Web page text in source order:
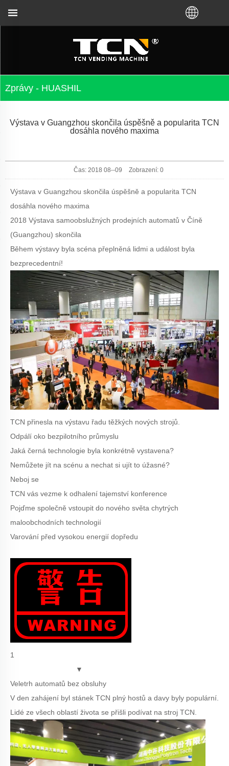
Zprávy - HUASHIL
Výstava v Guangzhou skončila úspěšně a popularita TCN
dosáhla nového maxima
Čas: 2018 08--09 Zobrazení: 0
Výstava v Guangzhou skončila úspěšně a popularita TCN
dosáhla nového maxima
2018 Výstava samoobslužných prodejních automatů v Číně
(Guangzhou) skončila
Během výstavy byla scéna přeplněná lidmi a událost byla
bezprecedentní!
TCN přinesla na výstavu řadu těžkých nových strojů.
Odpálí oko bezpilotního průmyslu
Jaká černá technologie byla konkrétně vystavena?
Nemůžete jít na scénu a nechat si ujít to úžasné?
Neboj se
TCN vás vezme k odhalení tajemství konference
Pojďme společně vstoupit do nového světa chytrých
maloobchodních technologií
Varování před vysokou energií dopředu
1
▼
Veletrh automatů bez obsluhy
V den zahájení byl stánek TCN plný hostů a davy byly populární.
Lidé ze všech oblastí života se přišli podívat na stroj TCN.
koupili VM od továrny TCN nebo místního